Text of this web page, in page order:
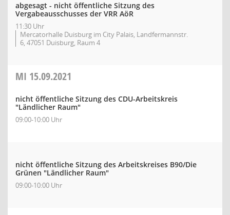
abgesagt - nicht öffentliche Sitzung des
Vergabeausschusses der VRR AöR
11:30 Uhr
Mercatorhalle Duisburg im City Palais, Landfermannstr.
6, 47051 Duisburg, Raum 4
MI 15.09.2021
nicht öffentliche Sitzung des CDU-Arbeitskreis
"Ländlicher Raum"
09:00-10:00 Uhr
nicht öffentliche Sitzung des Arbeitskreises B90/Die
Grünen "Ländlicher Raum"
09:00-10:00 Uhr